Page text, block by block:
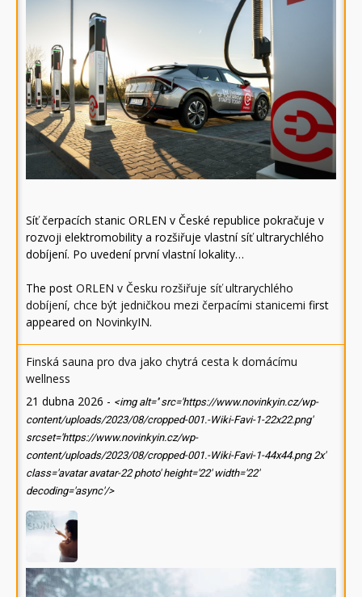
Síť čerpacích stanic ORLEN v České republice pokračuje v
rozvoji elektromobility a rozšiřuje vlastní síť ultrarychlého
dobíjení. Po uvedení první vlastní lokality…
The post ORLEN v Česku rozšiřuje síť ultrarychlého
dobíjení, chce být jedničkou mezi čerpacími stanicemi first
appeared on NovinkyIN.
Finská sauna pro dva jako chytrá cesta k domácímu
wellness
21 dubna 2026 - <img alt='' src='https://www.novinkyin.cz/wp-
content/uploads/2023/08/cropped-001.-Wiki-Favi-1-22x22.png'
srcset='https://www.novinkyin.cz/wp-
content/uploads/2023/08/cropped-001.-Wiki-Favi-1-44x44.png 2x'
class='avatar avatar-22 photo' height='22' width='22'
decoding='async'/>